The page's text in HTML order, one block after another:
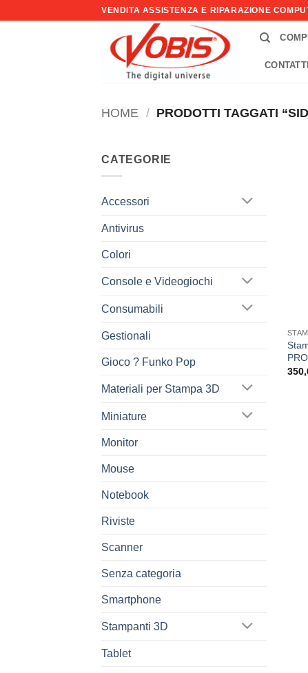
VENDITA ASSISTENZA E RIPARAZIONE
CONTATTI
HOME / PRODOTTI TAGGATI
CATEGORIE
Accessori
Antivirus
Colori
Console e Videogiochi
Consumabili
Gestionali
Gioco ? Funko Pop
Materiali per Stampa 3D
Miniature
Monitor
Mouse
Notebook
Riviste
Scanner
Senza categoria
Smartphone
Stampanti 3D
Tablet